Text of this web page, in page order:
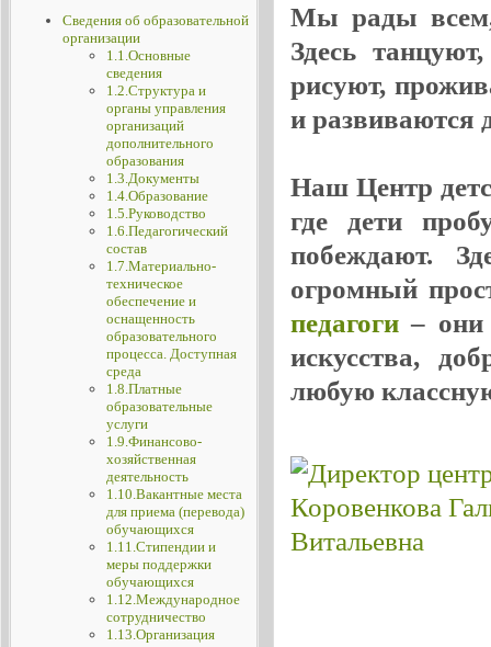
Сведения об образовательной
организации
1.1.Основные
сведения
1.2.Структура и
органы управления
организаций
дополнительного
образования
1.3.Документы
1.4.Образование
1.5.Руководство
1.6.Педагогический
состав
1.7.Материально-
техническое
обеспечение и
оснащенность
образовательного
процесса. Доступная
среда
1.8.Платные
образовательные
услуги
1.9.Финансово-
хозяйственная
деятельность
1.10.Вакантные места
для приема (перевода)
обучающихся
1.11.Стипендии и
меры поддержки
обучающихся
1.12.Международное
сотрудничество
1.13.Организация
Мы рады всем,
Здесь
рисуют,
и развиваются
Наш Центр
где дети
побеждают.
огромный
педагоги– они
искусства,
любую